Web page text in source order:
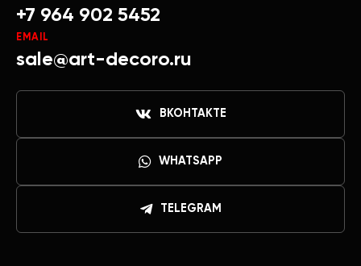
+7 964 902 5452
EMAIL
sale@art-decoro.ru
ВКОНТАКТЕ
WHATSAPP
TELEGRAM